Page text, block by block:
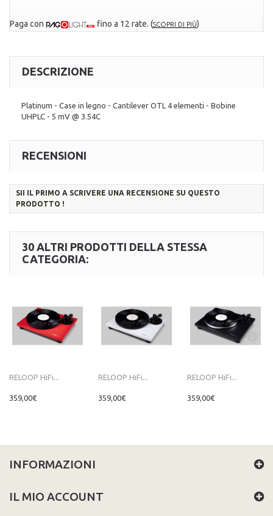
Paga con fino a 12 rate. (SCOPRI DI PIÙ)
DESCRIZIONE
Platinum - Case in legno - Cantilever OTL 4 elementi - Bobine
UHPLC - 5 mV @ 3.54C
RECENSIONI
SII IL PRIMO A SCRIVERE UNA RECENSIONE SU QUESTO
PRODOTTO !
30 ALTRI PRODOTTI DELLA STESSA
CATEGORIA:
RELOOP HiFi...
359,00€
RELOOP HiFi...
359,00€
RELOOP HiFi...
359,00€
INFORMAZIONI
IL MIO ACCOUNT